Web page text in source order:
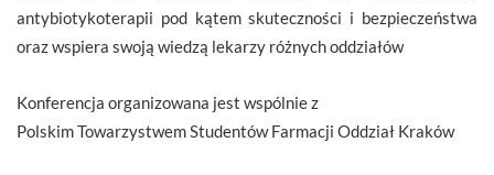
antybiotykoterapii pod kątem skuteczności i bezpieczeństwa
oraz wspiera swoją wiedzą lekarzy różnych oddziałów
Konferencja organizowana jest wspólnie z
Polskim Towarzystwem Studentów Farmacji Oddział Kraków